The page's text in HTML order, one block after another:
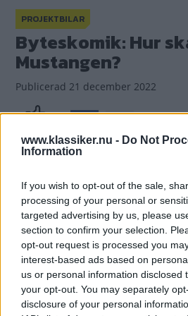
www.klassiker.nu - Do Not
Information
If you wish to opt-out of the sale,
processing of your personal or
targeted advertising by us, please
section to confirm your selection.
opt-out request is processed you
interest-based ads based on
us or personal information disclosed
your opt-out. You may separately
disclosure of your personal
PROJEKTBILAR
Byteskomik: Hur
Mustangen?
Publicerad 21 december 2022
Gasa(6)